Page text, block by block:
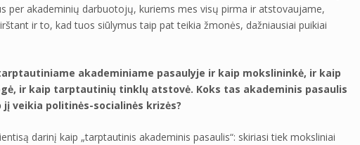
per akademinių darbuotojų, kuriems mes visų pirma ir atstovaujame,
ir to, kad tuos siūlymus taip pat teikia žmonės, dažniausiai puikiai
akademiniame pasaulyje ir kaip mokslininkė, ir kaip
ir kaip tarptautinių tinklų atstovė. Koks tas akademinis pasaulis
jį veikia politinės-socialinės krizės?
darinį kaip „tarptautinis akademinis pasaulis“: skiriasi tiek moksliniai